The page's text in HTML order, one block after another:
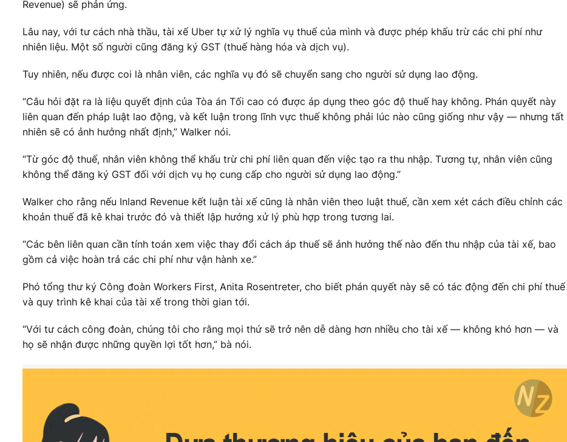
Revenue) sẽ phản ứng.
Lâu nay, với tư cách nhà thầu, tài xế Uber tự xử lý nghĩa vụ thuế của mình và được phép khấu trừ các chi phí như
nhiên liệu. Một số người cũng đăng ký GST (thuế hàng hóa và dịch vụ).
Tuy nhiên, nếu được coi là nhân viên, các nghĩa vụ đó sẽ chuyển sang cho người sử dụng lao động.
“Câu hỏi đặt ra là liệu quyết định của Tòa án Tối cao có được áp dụng theo góc độ thuế hay không. Phán quyết này
liên quan đến pháp luật lao động, và kết luận trong lĩnh vực thuế không phải lúc nào cũng giống như vậy — nhưng tất
nhiên sẽ có ảnh hưởng nhất định,” Walker nói.
“Từ góc độ thuế, nhân viên không thể khấu trừ chi phí liên quan đến việc tạo ra thu nhập. Tương tự, nhân viên cũng
không thể đăng ký GST đối với dịch vụ họ cung cấp cho người sử dụng lao động.”
Walker cho rằng nếu Inland Revenue kết luận tài xế cũng là nhân viên theo luật thuế, cần xem xét cách điều chỉnh các
khoản thuế đã kê khai trước đó và thiết lập hướng xử lý phù hợp trong tương lai.
“Các bên liên quan cần tính toán xem việc thay đổi cách áp thuế sẽ ảnh hưởng thế nào đến thu nhập của tài xế, bao
gồm cả việc hoàn trả các chi phí như vận hành xe.”
Phó tổng thư ký Công đoàn Workers First, Anita Rosentreter, cho biết phán quyết này sẽ có tác động đến chi phí thuế
và quy trình kê khai của tài xế trong thời gian tới.
“Với tư cách công đoàn, chúng tôi cho rằng mọi thứ sẽ trở nên dễ dàng hơn nhiều cho tài xế — không khó hơn — và
họ sẽ nhận được những quyền lợi tốt hơn,” bà nói.